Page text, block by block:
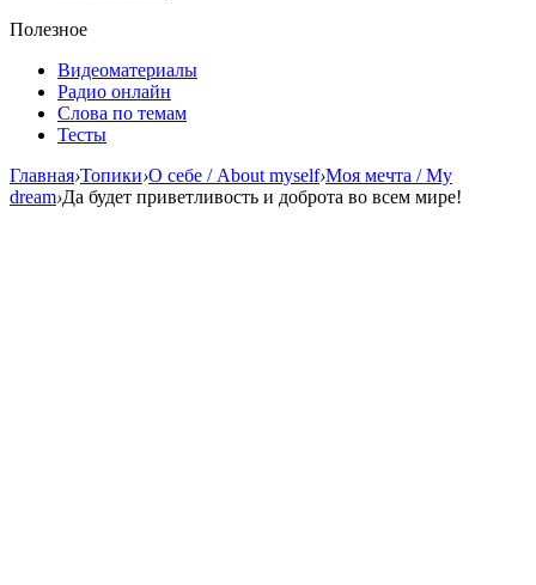
Полезное
Видеоматериалы
Радио онлайн
Слова по темам
Тесты
Главная›Топики›О себе / About myself›Моя мечта / My
dream›Да будет приветливость и доброта во всем мире!